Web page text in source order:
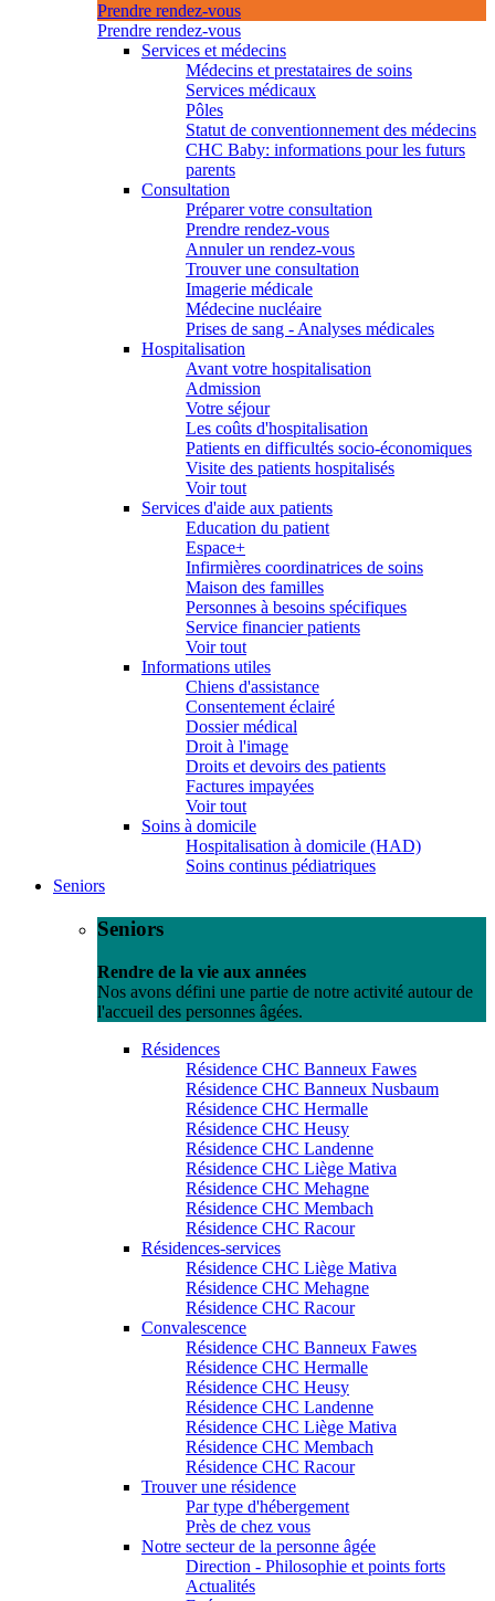
Prendre rendez-vous
Prendre rendez-vous
Services et médecins
Médecins et prestataires de soins
Services médicaux
Pôles
Statut de conventionnement des médecins
CHC Baby: informations pour les futurs
parents
Consultation
Préparer votre consultation
Prendre rendez-vous
Annuler un rendez-vous
Trouver une consultation
Imagerie médicale
Médecine nucléaire
Prises de sang - Analyses médicales
Hospitalisation
Avant votre hospitalisation
Admission
Votre séjour
Les coûts d'hospitalisation
Patients en difficultés socio-économiques
Visite des patients hospitalisés
Voir tout
Services d'aide aux patients
Education du patient
Espace+
Infirmières coordinatrices de soins
Maison des familles
Personnes à besoins spécifiques
Service financier patients
Voir tout
Informations utiles
Chiens d'assistance
Consentement éclairé
Dossier médical
Droit à l'image
Droits et devoirs des patients
Factures impayées
Voir tout
Soins à domicile
Hospitalisation à domicile (HAD)
Soins continus pédiatriques
Seniors
Seniors
Rendre de la vie aux années
Nos avons défini une partie de notre activité autour de
l'accueil des personnes âgées.
Résidences
Résidence CHC Banneux Fawes
Résidence CHC Banneux Nusbaum
Résidence CHC Hermalle
Résidence CHC Heusy
Résidence CHC Landenne
Résidence CHC Liège Mativa
Résidence CHC Mehagne
Résidence CHC Membach
Résidence CHC Racour
Résidences-services
Résidence CHC Liège Mativa
Résidence CHC Mehagne
Résidence CHC Racour
Convalescence
Résidence CHC Banneux Fawes
Résidence CHC Hermalle
Résidence CHC Heusy
Résidence CHC Landenne
Résidence CHC Liège Mativa
Résidence CHC Membach
Résidence CHC Racour
Trouver une résidence
Par type d'hébergement
Près de chez vous
Notre secteur de la personne âgée
Direction - Philosophie et points forts
Actualités